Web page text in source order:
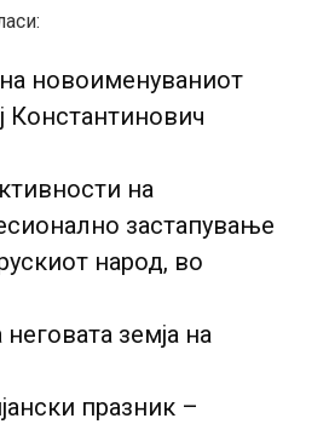
новоименуваниот
Константинович
на
застапување
народ, во
земја на
празник –